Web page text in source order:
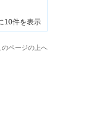
10件を表示
のページの上へ